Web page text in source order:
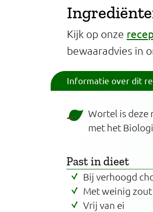
Kijk op onze
bewaaradvies in
Informatie over dit
Wortel is deze
met het
Past in dieet
Bij verhoogd
Met weinig zout
Vrij van ei